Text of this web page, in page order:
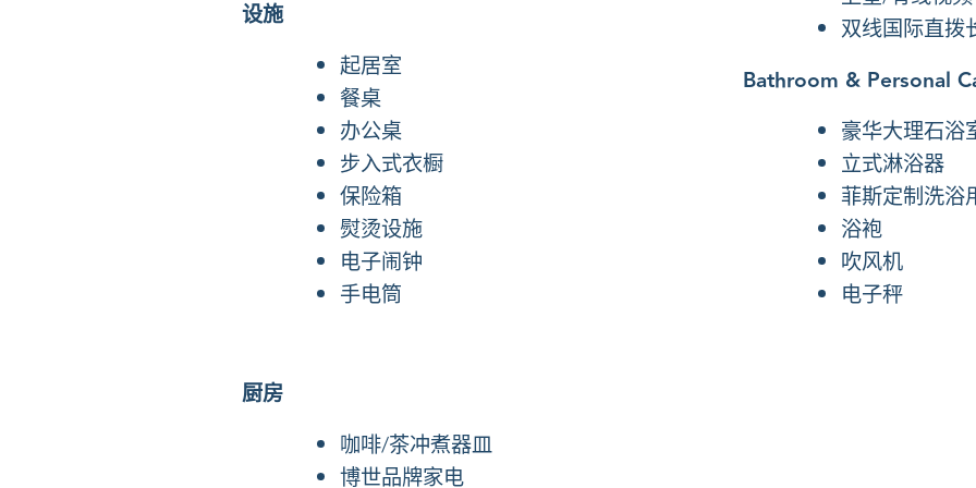
设施
起居室
餐桌
办公桌
步入式衣橱
保险箱
熨烫设施
电子闹钟
手电筒
厨房
咖啡/茶冲煮器皿
博世品牌家电
双线国际直拨
Bathroom & Personal
豪华大理石浴
立式淋浴器
菲斯定制洗浴
浴袍
吹风机
电子秤